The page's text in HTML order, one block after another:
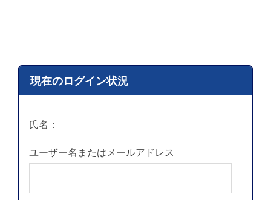
現在のログイン状況
氏名：
ユーザー名またはメールアドレス